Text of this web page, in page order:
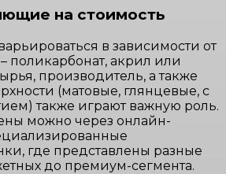
на стоимость
в зависимости от
поликарбонат, акрил или
производитель, а также
(матовые, глянцевые, с
также играют важную роль.
можно через онлайн-
где представлены разные
до премиум-сегмента.